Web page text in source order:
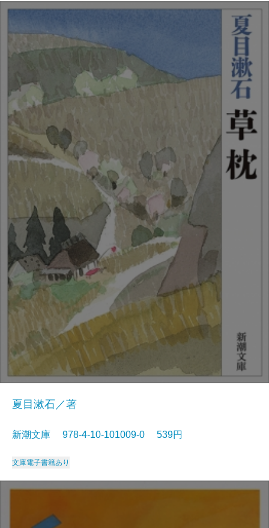
夏目漱石／著
新潮文庫 978-4-10-101009-0 539円
文庫電子書籍あり